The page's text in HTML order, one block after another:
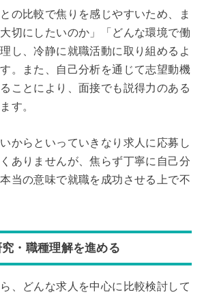
の比較で焦りを感じやすいため、ま
切にしたいのか」「どんな環境で働
し、冷静に就職活動に取り組めるよ
。また、自己分析を通じて志望動機
ことにより、面接でも説得力のある
す。
からといっていきなり求人に応募し
ありませんが、焦らず丁寧に自己分
当の意味で就職を成功させる上で不
・職種理解を進める
、どんな求人を中心に比較検討して